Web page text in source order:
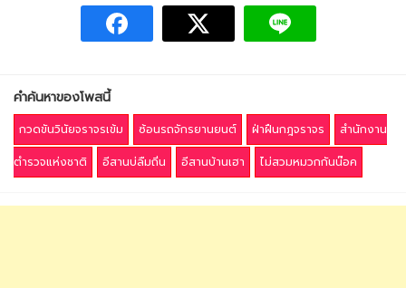
คำค้นหาของโพสนี้
กวดขันวินัยจราจรเข้ม ซ้อนรถจักรยานยนต์ ฝ่าฝืนกฎจราจร
สำนักงาน
ตำรวจแห่งชาติ
อีสานบ่ลืมถิ่น อีสานบ้านเฮา ไม่สวมหมวกกันน๊อค